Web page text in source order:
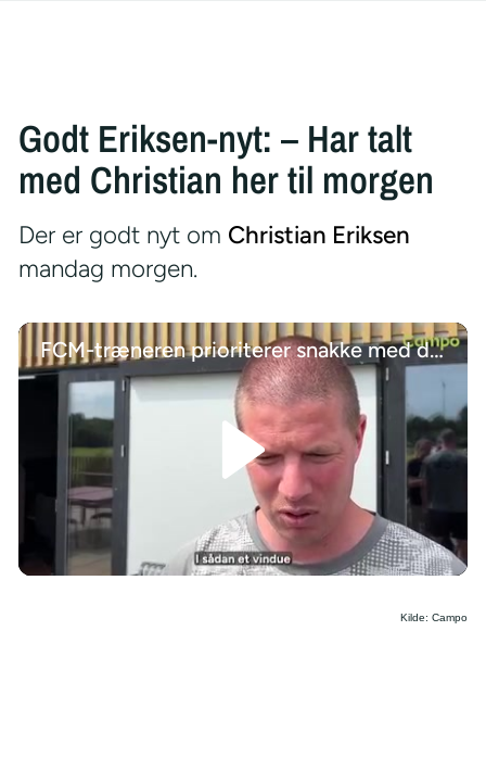
Godt Eriksen-nyt: – Har talt
med Christian her til morgen
Der er godt nyt om Christian Eriksen
mandag morgen.
FCM-træneren prioriterer snakke med de unge talenter
/
Kilde: Campo